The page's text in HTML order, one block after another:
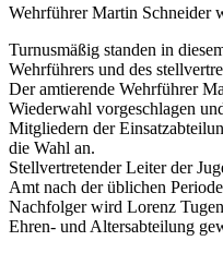
Wehrführer Martin Schneider
Turnusmäßig standen in
Wehrführers und des
Der amtierende Wehrführer
Wiederwahl vorgeschlagen
Mitgliedern der
die Wahl an.
Stellvertretender Leiter der
Amt nach der üblichen
Nachfolger wird Lorenz
Ehren- und Altersabteilung